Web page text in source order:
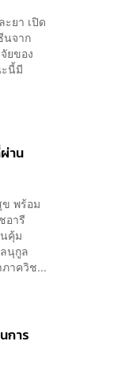
ยา เปิด
นจาก
ยของ
นี้มี
าน
พร้อม
อารี
คุ้ม
นุกูล
าควิช...
การ